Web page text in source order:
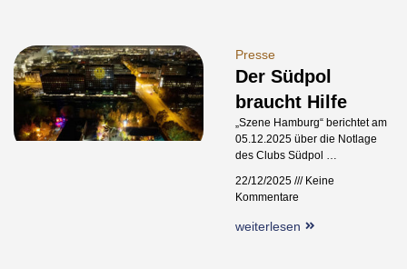
Presse
Der Südpol
braucht Hilfe
„Szene Hamburg“ berichtet am
05.12.2025 über die Notlage
des Clubs Südpol …
22/12/2025
Keine
Kommentare
weiterlesen